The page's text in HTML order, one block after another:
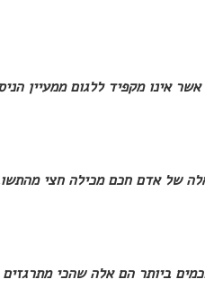
אינו מקפיד ללגום ממעיין
של אדם חכם מכילה חצי
ביותר הם אלה שהכי